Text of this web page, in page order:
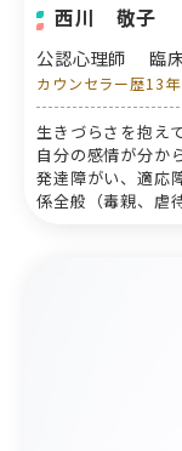
西川 敬子
公認心理師 臨
カウンセラー歴13年
生きづらさを抱え
自分の感情が分か
発達障がい、適応
係全般（毒親、虐